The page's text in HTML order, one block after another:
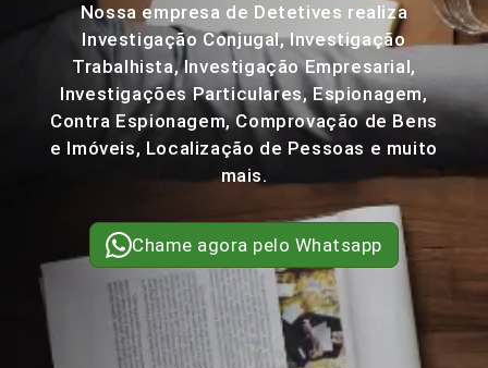
Nossa empresa de Detetives realiza
Investigação Conjugal, Investigação
Trabalhista, Investigação Empresarial,
Investigações Particulares, Espionagem,
Contra Espionagem, Comprovação de Bens
e Imóveis, Localização de Pessoas e muito
mais.
Chame agora pelo Whatsapp